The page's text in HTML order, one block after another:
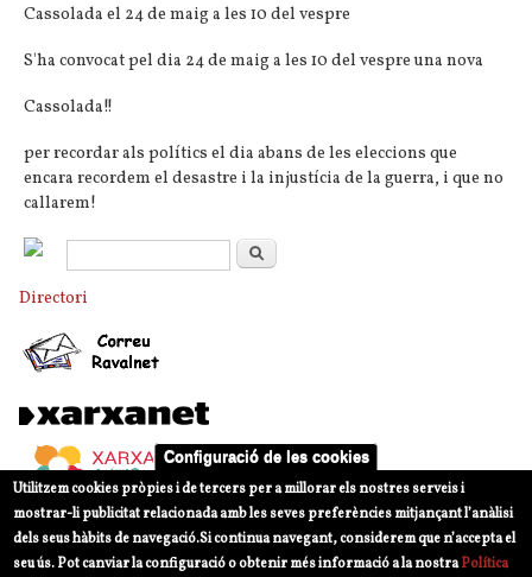
Cassolada el 24 de maig a les 10 del vespre
S'ha convocat pel dia 24 de maig a les 10 del vespre una nova
Cassolada!!
per recordar als polítics el dia abans de les eleccions que
encara recordem el desastre i la injustícia de la guerra, i que no
callarem!
Formulari de cerca
Directori
Configuració de les cookies
Utilitzem cookies pròpies i de tercers per a millorar els nostres serveis i
mostrar-li publicitat relacionada amb les seves preferències mitjançant l’anàlisi
dels seus hàbits de navegació.Si continua navegant, considerem que n’accepta el
seu ús. Pot canviar la configuració o obtenir més informació a la nostraPolítica